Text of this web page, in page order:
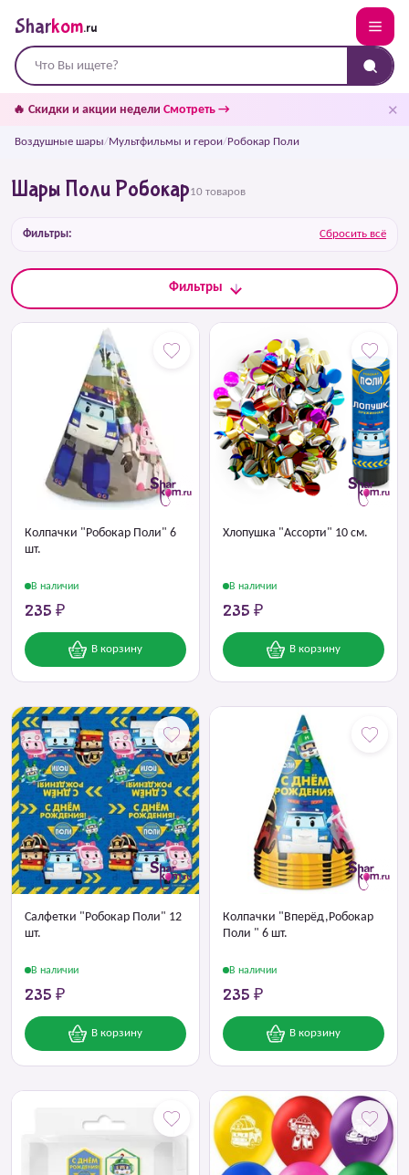
Sharkom.ru
🔥 Скидки и акции недели Смотреть → ✕
Воздушные шары/Мультфильмы и герои/Робокар Поли
Шары Поли Робокар10 товаров
Фильтры: Сбросить всё
Фильтры
Колпачки "Робокар Поли" 6
шт.
В наличии
235 ₽
В корзину
Хлопушка "Ассорти" 10 см.
В наличии
235 ₽
В корзину
Салфетки "Робокар Поли" 12
шт.
В наличии
235 ₽
В корзину
Колпачки "Вперёд,Робокар
Поли " 6 шт.
В наличии
235 ₽
В корзину